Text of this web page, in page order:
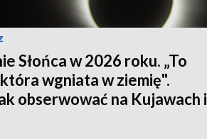
Słońca w 2026 roku. „To
wgniata w ziemię".
obserwować na Kujawach i